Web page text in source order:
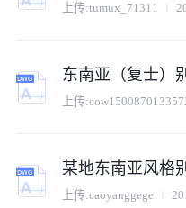
上传:tumux_71311
东南亚（复士）
上传:
某地东南亚风格
上传:caoyanggege